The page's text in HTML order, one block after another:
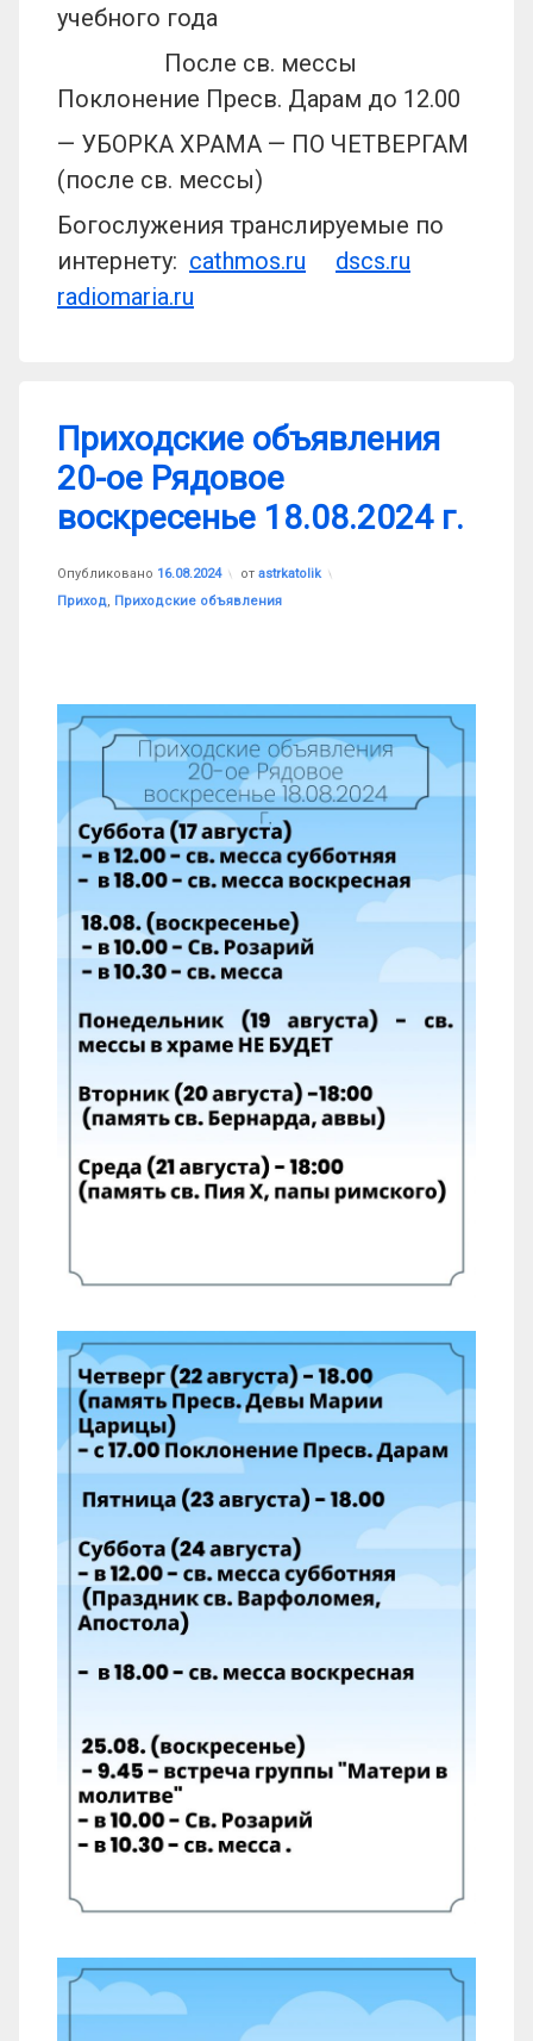
учебного года
После св. мессы
Поклонение Пресв. Дарам до 12.00
— УБОРКА ХРАМА — ПО ЧЕТВЕРГАМ
(после св. мессы)
Богослужения транслируемые по
интернету: cathmos.ru
dscs.ru
radiomaria.ru
Приходские объявления
20-ое Рядовое
воскресенье 18.08.2024 г.
Опубликовано 16.08.2024
Обновлено на
от astrkatolik
Рубрики:
Приход, Приходские объявления